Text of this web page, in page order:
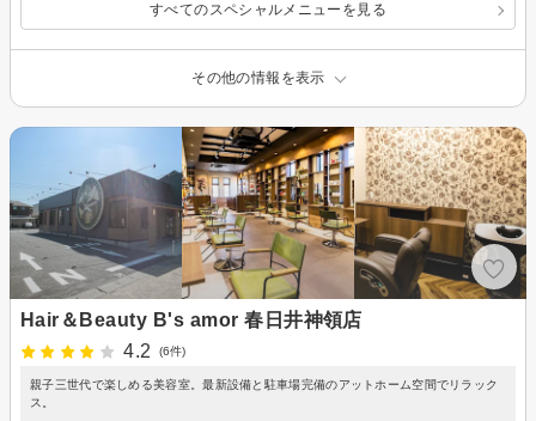
すべてのスペシャルメニューを見る
その他の情報を表示
Hair＆Beauty B's amor 春日井神領店
4.2
(6件)
親子三世代で楽しめる美容室。最新設備と駐車場完備のアットホーム空間でリラック
ス。